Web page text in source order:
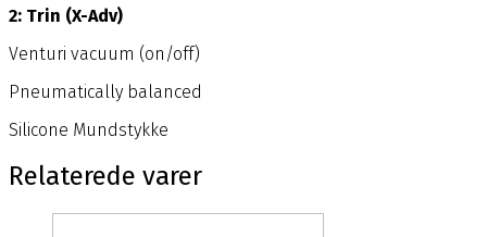
2: Trin (X-Adv)
Venturi vacuum (on/off)
Pneumatically balanced
Silicone Mundstykke
Relaterede varer